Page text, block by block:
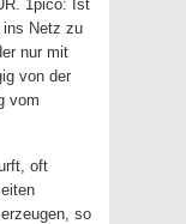
1pico: Ist
ins Netz zu
nur mit
von der
vom
oft
so